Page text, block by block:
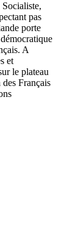
pas
porte
A
et
le plateau
Français